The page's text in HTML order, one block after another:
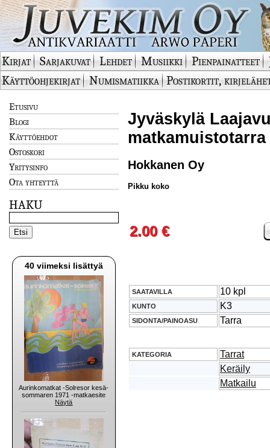
Kirjat Sarjakuvat Lehdet Musiikki Pienpainatteet
Käyttöohjekirjat
Numismatiikka Postikortit,
Etusivu
Blogi
Käyttöehdot
Ostoskori
Yritysinfo
Ota yhteyttä
HAKU
40 viimeksi lisättyä
Aurinkomatkat -Solresor kesä-
sommaren 1971 -matkaesite
Näytä
Jyväskylä
Hokkanen Oy
Pikku koko
2.00 €
SAATAVILLA 10 kpl
KUNTO K3
SIDONTA/PAINOASU Tarra
KATEGORIA
Tarrat
Keräily
Matkailu